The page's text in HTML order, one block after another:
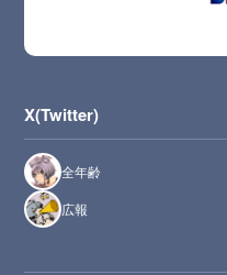
X(Twitter)
全年齢
広報